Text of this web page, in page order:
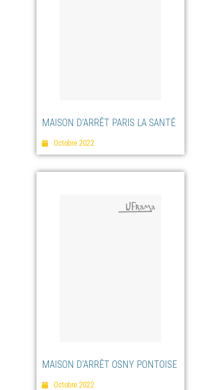
MAISON D’ARRÊT PARIS LA SANTÉ
Octobre 2022
MAISON D’ARRÊT OSNY PONTOISE
Octobre 2022